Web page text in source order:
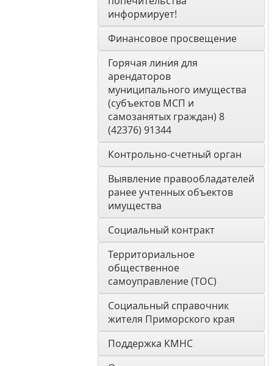
информирует!
Финансовое просвещение
Горячая линия для
арендаторов
муниципального имущества
(субъектов МСП и
самозанятых граждан) 8
(42376) 91344
Контрольно-счетный орган
Выявление правообладателей
ранее учтенных объектов
имущества
Социальный контракт
Территориальное
общественное
самоуправление (ТОС)
Социальный справочник
жителя Приморского края
Поддержка КМНС